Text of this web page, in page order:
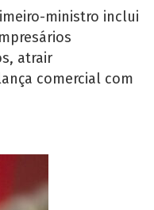
ministro inclui
atrair
comercial com